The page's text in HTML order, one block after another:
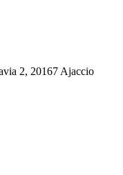
2, 20167 Ajaccio